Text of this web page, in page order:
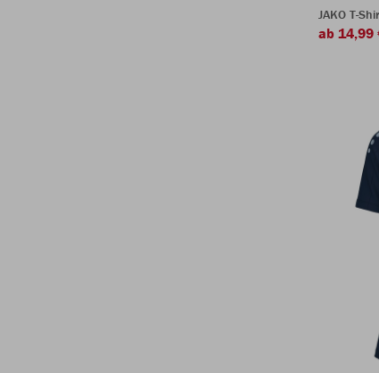
JAKO T-
ab 14,99